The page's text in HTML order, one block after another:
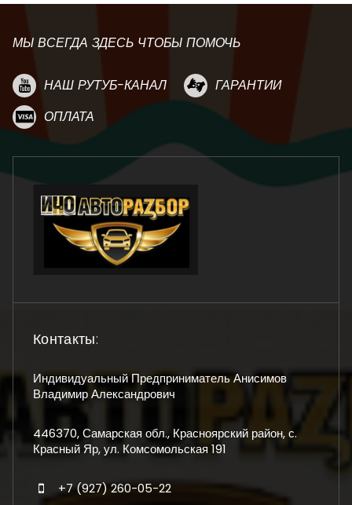
МЫ ВСЕГДА ЗДЕСЬ ЧТОБЫ ПОМОЧЬ
НАШ РУТУБ-КАНАЛ
ГАРАНТИИ
ОПЛАТА
Контакты:
Индивидуальный Предприниматель Анисимов
Владимир Александрович
446370, Самарская обл., Красноярский район, с.
Красный Яр, ул. Комсомольская 191
+7 (927) 260-05-22